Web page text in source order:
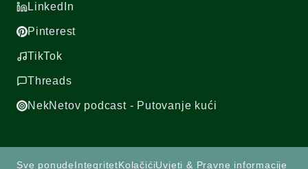
LinkedIn
Pinterest
TikTok
Threads
NekNetov podcast - Putovanje kući
Sve ponudeIntegritetKolačićiUvjeti & Pravne informacije